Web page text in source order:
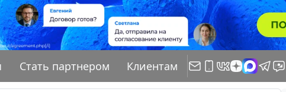
Стать партнером Клиентам